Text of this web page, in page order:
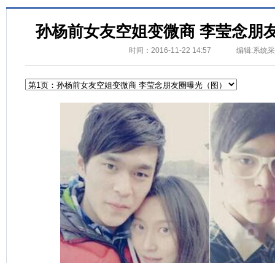
孙杨前女友空姐变微商 李莹念朋
时间：2016-11-22 14:57 编辑:系统